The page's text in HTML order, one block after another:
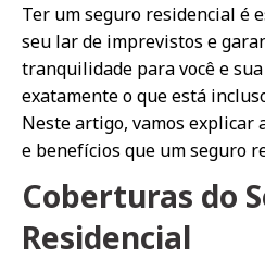
Ter um seguro residencial é
seu lar de imprevistos e
tranquilidade para você e
exatamente o que está
Neste artigo, vamos explicar
e benefícios que um seguro
Coberturas do
Residencial